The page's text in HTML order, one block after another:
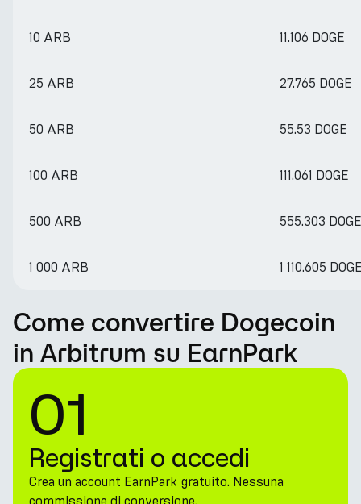
10 ARB 11.106 DOGE
25 ARB 27.765 DOGE
50 ARB 55.53 DOGE
100 ARB 111.061 DOGE
500 ARB 555.303 DOGE
1 000 ARB 1 110.605
Come convertire Dogecoin
in Arbitrum su EarnPark
01
Registrati o accedi
Crea un account EarnPark gratuito. Nessuna